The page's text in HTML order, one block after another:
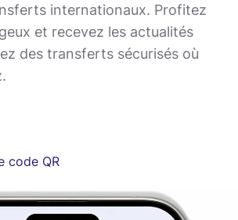
internationaux. Profitez
et recevez les actualités
des transferts sécurisés où
code QR